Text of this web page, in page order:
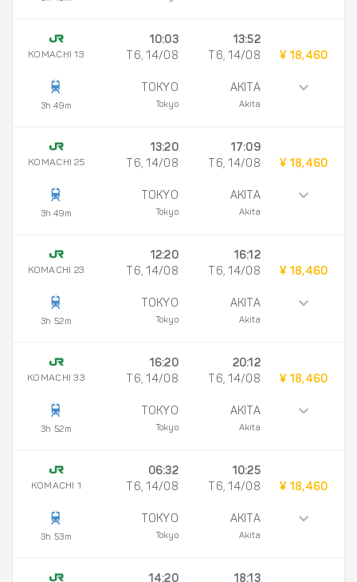
KOMACHI 13
3h 49m
10:03
T6, 14/08
TOKYO
Tokyo
13:52
T6, 14/08
AKITA
Akita
¥ 18,460
KOMACHI 25
3h 49m
13:20
T6, 14/08
TOKYO
Tokyo
17:09
T6, 14/08
AKITA
Akita
¥ 18,460
KOMACHI 23
3h 52m
12:20
T6, 14/08
TOKYO
Tokyo
16:12
T6, 14/08
AKITA
Akita
¥ 18,460
KOMACHI 33
3h 52m
16:20
T6, 14/08
TOKYO
Tokyo
20:12
T6, 14/08
AKITA
Akita
¥ 18,460
KOMACHI 1
3h 53m
06:32
T6, 14/08
TOKYO
Tokyo
10:25
T6, 14/08
AKITA
Akita
¥ 18,460
14:20 18:13